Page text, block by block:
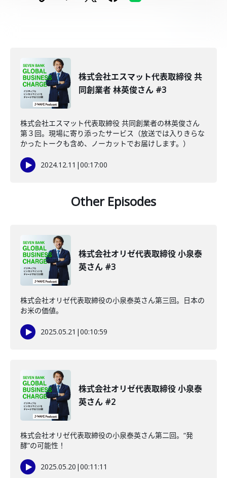
株式会社エスマット代表取締役 共
同創業者 林英俊さん #3
株式会社エスマット代表取締役 共同創業者の林英俊さん
第３回。現場に寄り添ったサービス（放送では入りきらな
かったトークも含め、ノーカットでお届けします。）
2024.12.11 |00:17:00
Other Episodes
株式会社オリゼ代表取締役 小泉泰
英さん #3
株式会社オリゼ代表取締役の小泉泰英さん第三回。日本の
お米の価値。
2025.05.21 |00:10:59
株式会社オリゼ代表取締役 小泉泰
英さん #2
株式会社オリゼ代表取締役の小泉泰英さん第二回。“発
酵”の可能性！
2025.05.20 |00:11:11